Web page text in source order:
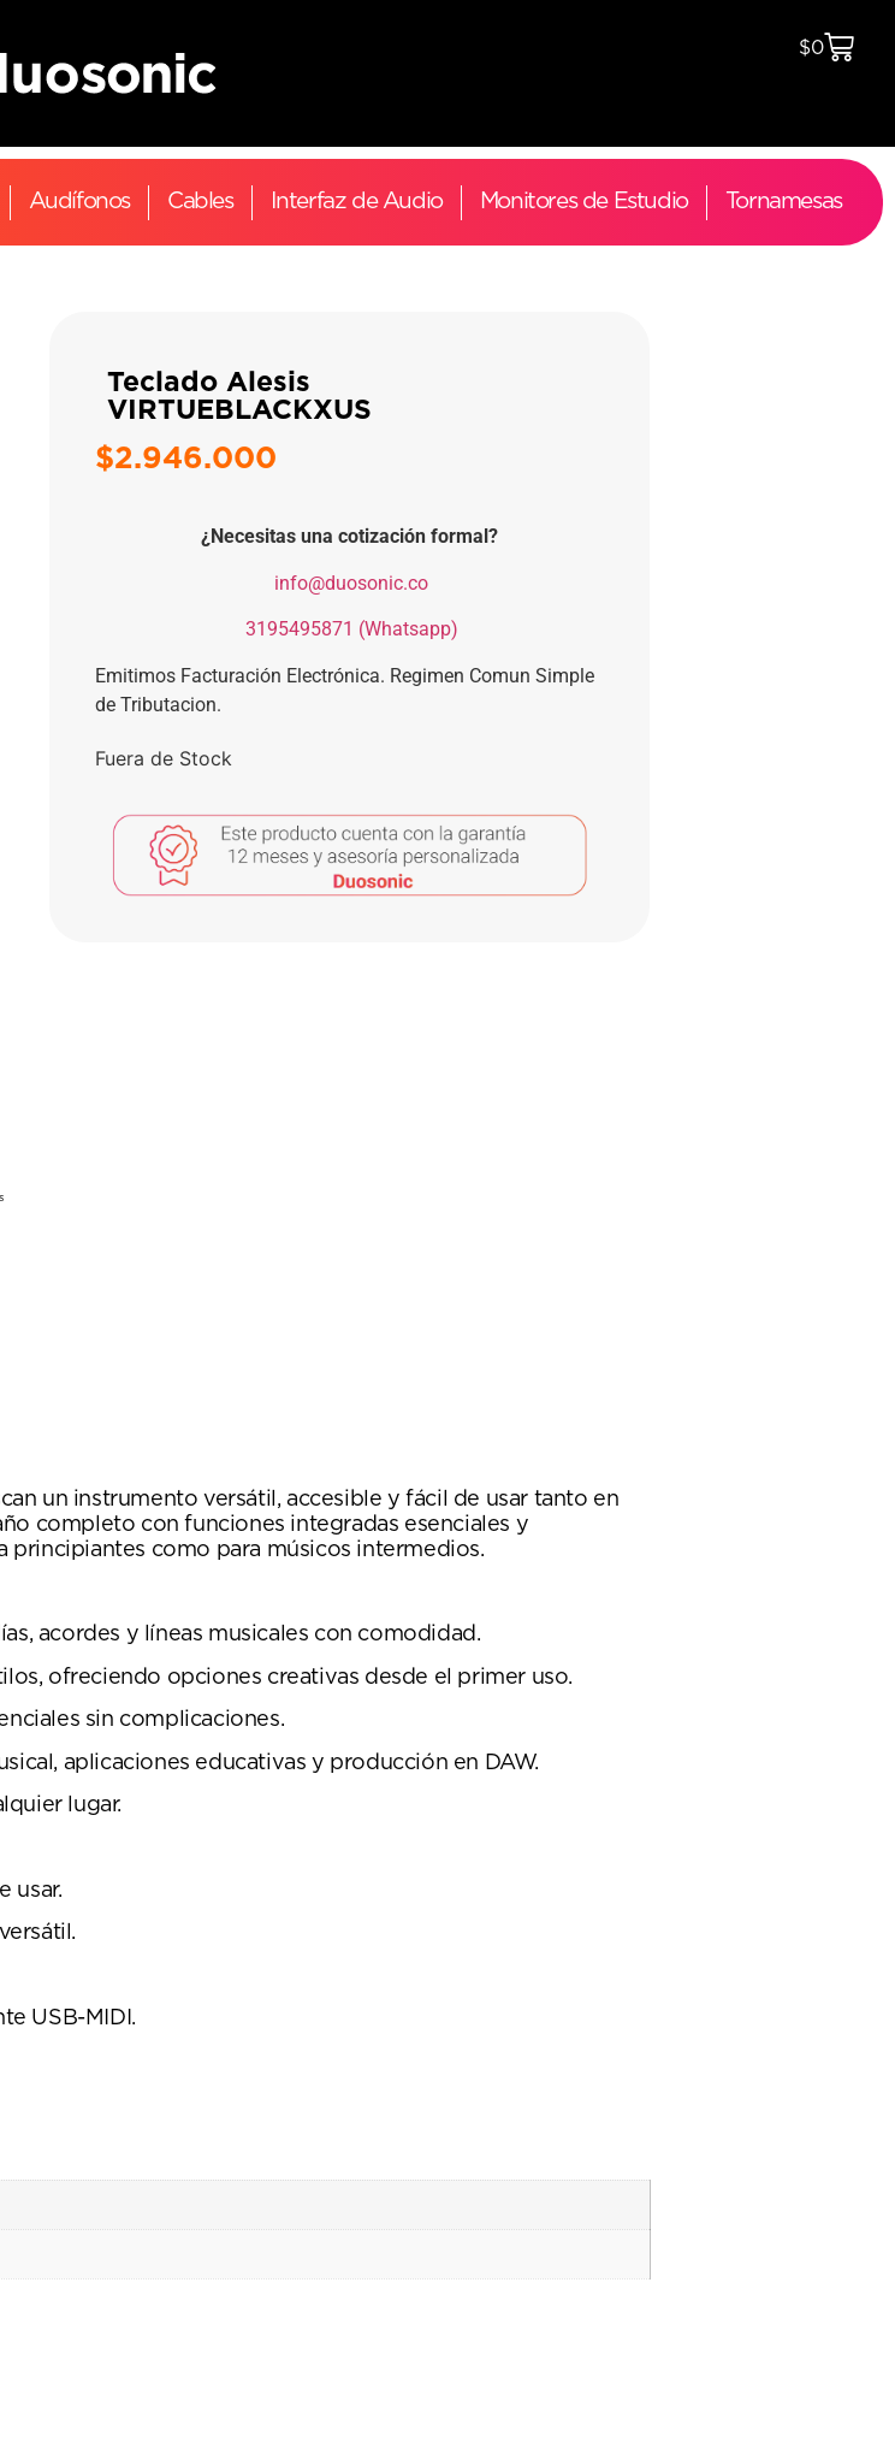
$0
Audífonos Cables Interfaz de Audio Monitores de Estudio Tornamesas
Teclado Alesis
VIRTUEBLACKXUS
$2.946.000
¿Necesitas una cotización formal?
info@duosonic.co
3195495871 (Whatsapp)
Emitimos Facturación Electrónica. Regimen Comun Simple
de Tributacion.
Fuera de Stock
un instrumento versátil, accesible y fácil de usar tanto en
completo con funciones integradas esenciales y
como para músicos intermedios.
acordes y líneas musicales con comodidad.
ofreciendo opciones creativas desde el primer uso.
sin complicaciones.
aplicaciones educativas y producción en DAW.
lugar.
usar.
USB-MIDI.